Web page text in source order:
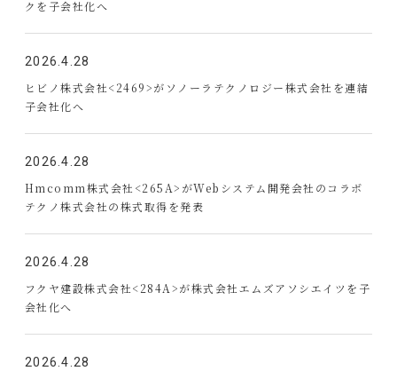
クを子会社化へ
2026.4.28
ヒビノ株式会社<2469>がソノーラテクノロジー株式会社を連結
子会社化へ
2026.4.28
Hmcomm株式会社<265A>がWebシステム開発会社のコラボ
テクノ株式会社の株式取得を発表
2026.4.28
フクヤ建設株式会社<284A>が株式会社エムズアソシエイツを子
会社化へ
2026.4.28